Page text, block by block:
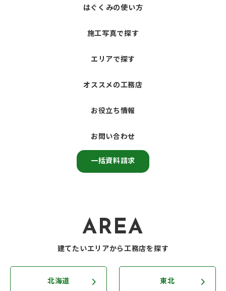
はぐくみの使い方
施工写真で探す
エリアで探す
オススメの工務店
お役立ち情報
お問い合わせ
一括資料請求
AREA
建てたいエリアから工務店を探す
北海道 東北